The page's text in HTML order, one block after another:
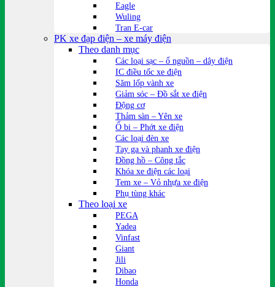
Eagle
Wuling
Tran E-car
PK xe đạp điện – xe máy điện
Theo danh mục
Các loại sạc – ổ nguồn – dây điện
IC điều tốc xe điện
Săm lốp vành xe
Giảm sóc – Đồ sắt xe điện
Động cơ
Thảm sàn – Yên xe
Ổ bi – Phớt xe điện
Các loại đèn xe
Tay ga và phanh xe điện
Đồng hồ – Công tắc
Khóa xe điện các loại
Tem xe – Vỏ nhựa xe điện
Phụ tùng khác
Theo loại xe
PEGA
Yadea
Vinfast
Giant
Jili
Dibao
Honda